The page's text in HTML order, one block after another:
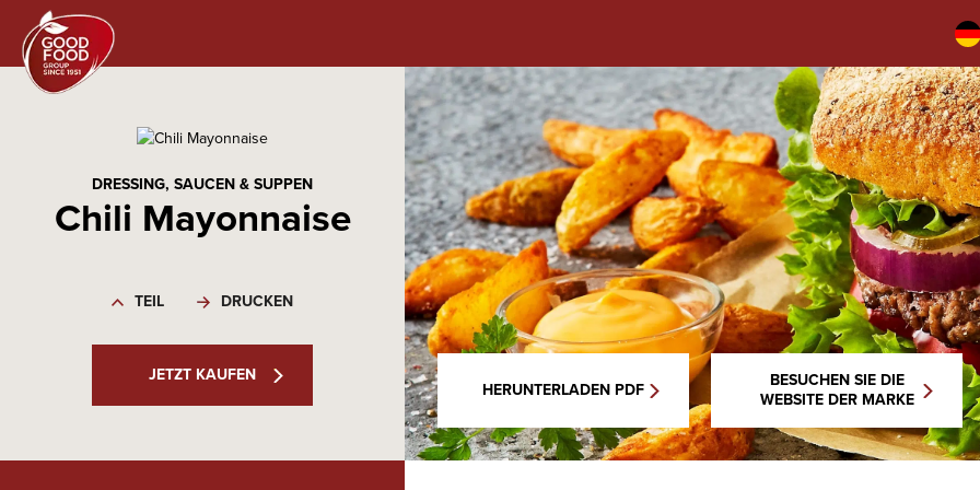
DRESSING, SAUCEN & SUPPEN
Chili Mayonnaise
TEIL DRUCKEN
JETZT KAUFEN
HERUNTERLADEN PDF
BESUCHEN SIE DIE
WEBSITE DER MARKE